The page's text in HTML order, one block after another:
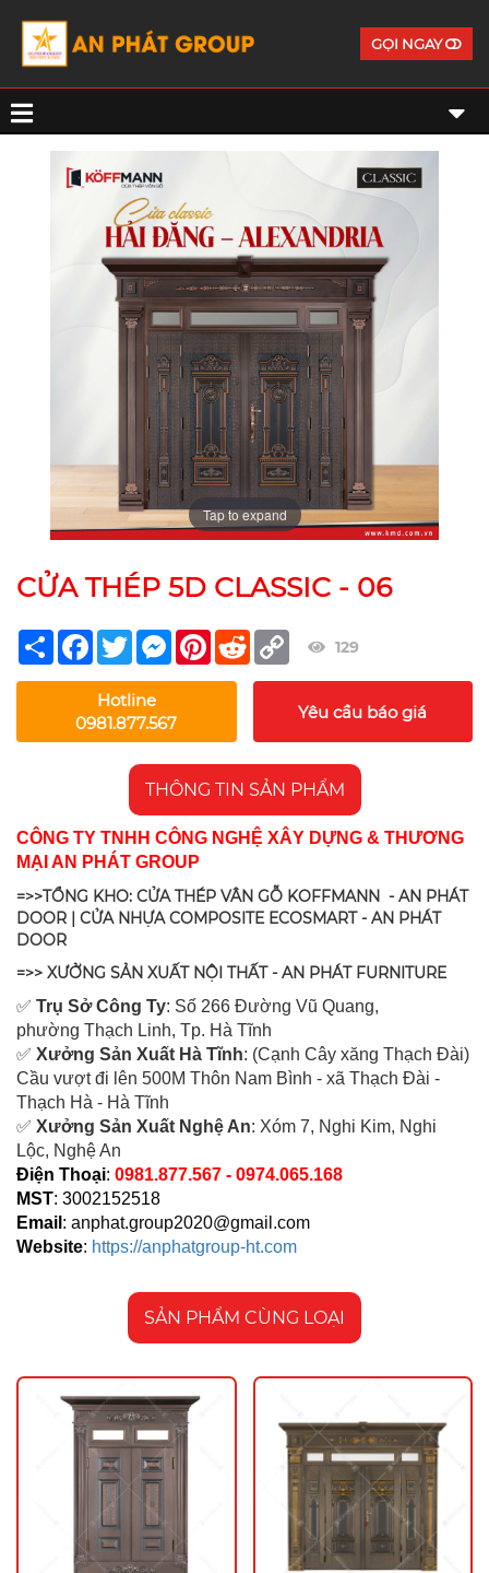
GỌI NGAY
Tap to expand
CỬA THÉP 5D CLASSIC - 06
Share Facebook
TwitterMessengerPinterest
Reddit Copy
Link
129
Hotline
0981.877.567
Yêu cầu báo giá
THÔNG TIN SẢN PHẨM
CÔNG TY TNHH CÔNG NGHỆ XÂY DỰNG & THƯƠNG
MẠI AN PHÁT GROUP
=>>TỔNG KHO: CỬA THÉP VÂN GỖ KOFFMANN - AN PHÁT
DOOR | CỬA NHỰA COMPOSITE ECOSMART - AN PHÁT
DOOR
=>> XƯỞNG SẢN XUẤT NỘI THẤT - AN PHÁT FURNITURE
✅ Trụ Sở Công Ty: Số 266 Đường Vũ Quang,
phường Thạch Linh, Tp. Hà Tĩnh
✅ Xưởng Sản Xuất Hà Tĩnh: (Cạnh Cây xăng Thạch Đài)
Cầu vượt đi lên 500M Thôn Nam Bình - xã Thạch Đài -
Thạch Hà - Hà Tĩnh
✅ Xưởng Sản Xuất Nghệ An: Xóm 7, Nghi Kim, Nghi
Lộc, Nghệ An
Điện Thoại: 0981.877.567 - 0974.065.168
MST: 3002152518
Email : anphat.group2020@gmail.com
Website: https://anphatgroup-ht.com
SẢN PHẨM CÙNG LOẠI